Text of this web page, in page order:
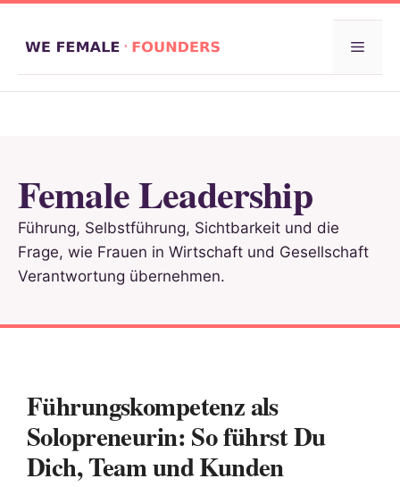
Menü
Female Leadership
Führung, Selbstführung, Sichtbarkeit und die
Frage, wie Frauen in Wirtschaft und Gesellschaft
Verantwortung übernehmen.
Führungskompetenz als
Solopreneurin: So führst Du
Dich, Team und Kunden